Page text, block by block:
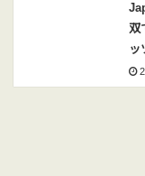
双
ッ